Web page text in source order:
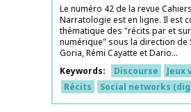
Le numéro 42 de la revue
Narratologie est en ligne. Il est
thématique des "récits par et
numérique" sous la direction de
Goria, Rémi Cayatte et Dario...
Keywords
Discourse
Jeux
Récits
Social networks